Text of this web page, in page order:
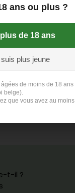
t-il ?
ans ou plus ?
de 18 ans
plus jeune
de moins de 18 ans
belge).
que vous avez au